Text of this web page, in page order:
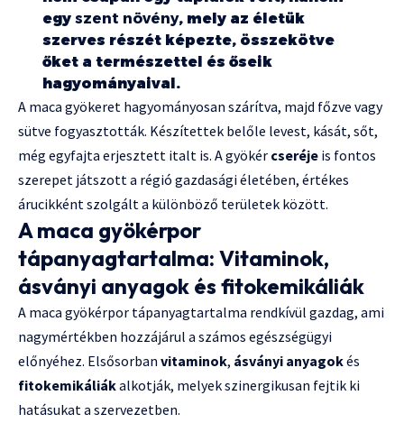
egy szent növény, mely az életük
szerves részét képezte, összekötve
őket a természettel és őseik
hagyományaival.
A maca gyökeret hagyományosan szárítva, majd főzve vagy
sütve fogyasztották. Készítettek belőle levest, kását, sőt,
még egyfajta erjesztett italt is. A gyökér cseréje is fontos
szerepet játszott a régió gazdasági életében, értékes
árucikként szolgált a különböző területek között.
A maca gyökérpor
tápanyagtartalma: Vitaminok,
ásványi anyagok és fitokemikáliák
A maca gyökérpor tápanyagtartalma rendkívül gazdag, ami
nagymértékben hozzájárul a számos egészségügyi
előnyéhez. Elsősorban vitaminok, ásványi anyagokés
fitokemikáliákalkotják, melyek szinergikusan fejtik ki
hatásukat a szervezetben.